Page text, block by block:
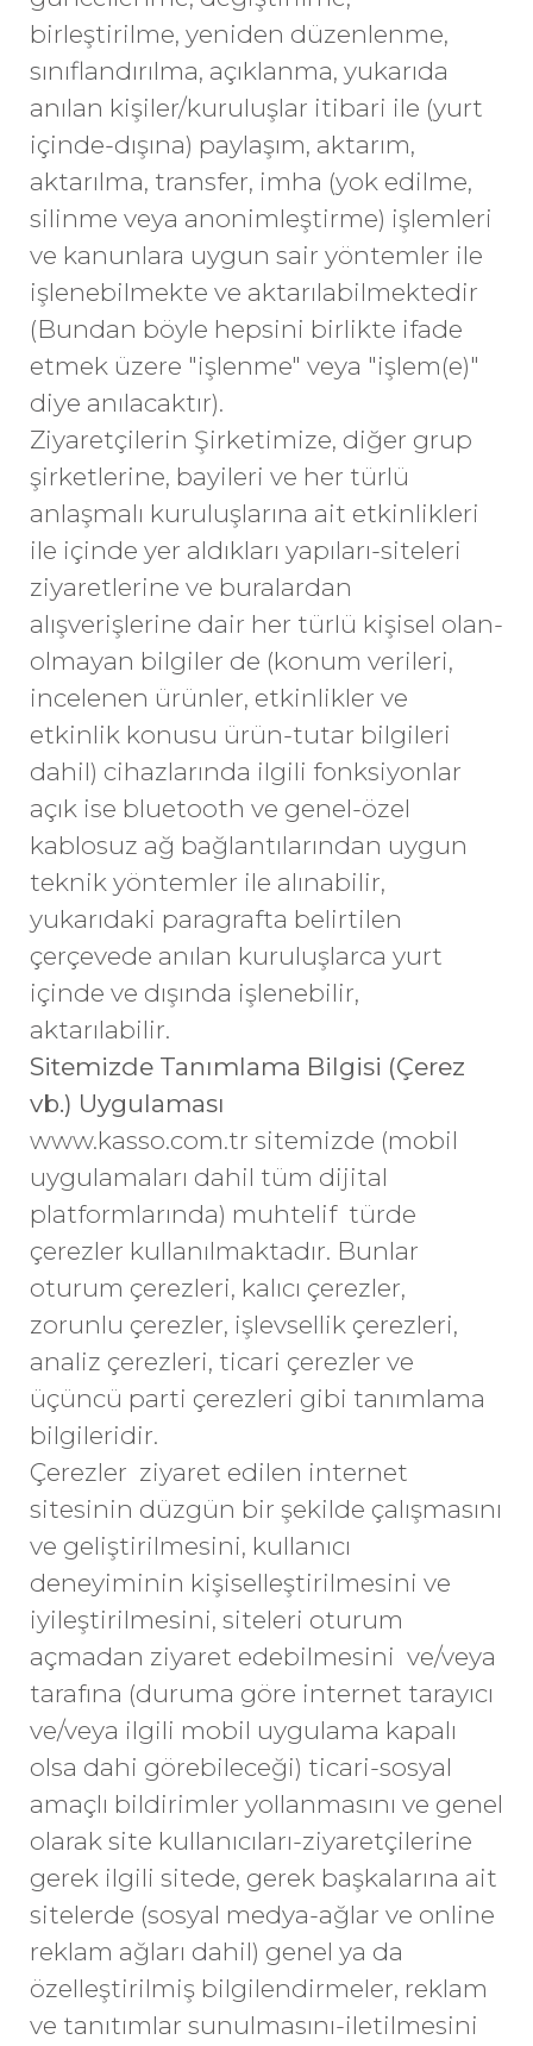
birleştirilme, yeniden düzenlenme,
sınıflandırılma, açıklanma, yukarıda
anılan kişiler/kuruluşlar itibari ile (yurt
içinde-dışına) paylaşım, aktarım,
aktarılma, transfer, imha (yok edilme,
silinme veya anonimleştirme) işlemleri
ve kanunlara uygun sair yöntemler ile
işlenebilmekte ve aktarılabilmektedir
(Bundan böyle hepsini birlikte ifade
etmek üzere "işlenme" veya "işlem(e)"
diye anılacaktır).
Ziyaretçilerin Şirketimize, diğer grup
şirketlerine, bayileri ve her türlü
anlaşmalı kuruluşlarına ait etkinlikleri
ile içinde yer aldıkları yapıları-siteleri
ziyaretlerine ve buralardan
alışverişlerine dair her türlü kişisel olan-
olmayan bilgiler de (konum verileri,
incelenen ürünler, etkinlikler ve
etkinlik konusu ürün-tutar bilgileri
dahil) cihazlarında ilgili fonksiyonlar
açık ise bluetooth ve genel-özel
kablosuz ağ bağlantılarından uygun
teknik yöntemler ile alınabilir,
yukarıdaki paragrafta belirtilen
çerçevede anılan kuruluşlarca yurt
içinde ve dışında işlenebilir,
aktarılabilir.
Sitemizde Tanımlama Bilgisi (Çerez
vb.) Uygulaması
www.kasso.com.tr sitemizde (mobil
uygulamaları dahil tüm dijital
platformlarında) muhtelif türde
çerezler kullanılmaktadır. Bunlar
oturum çerezleri, kalıcı çerezler,
zorunlu çerezler, işlevsellik çerezleri,
analiz çerezleri, ticari çerezler ve
üçüncü parti çerezleri gibi tanımlama
bilgileridir.
Çerezler ziyaret edilen internet
sitesinin düzgün bir şekilde çalışmasını
ve geliştirilmesini, kullanıcı
deneyiminin kişiselleştirilmesini ve
iyileştirilmesini, siteleri oturum
açmadan ziyaret edebilmesini ve/veya
tarafına (duruma göre internet tarayıcı
ve/veya ilgili mobil uygulama kapalı
olsa dahi görebileceği) ticari-sosyal
amaçlı bildirimler yollanmasını ve genel
olarak site kullanıcıları-ziyaretçilerine
gerek ilgili sitede, gerek başkalarına ait
sitelerde (sosyal medya-ağlar ve online
reklam ağları dahil) genel ya da
özelleştirilmiş bilgilendirmeler, reklam
ve tanıtımlar sunulmasını-iletilmesini